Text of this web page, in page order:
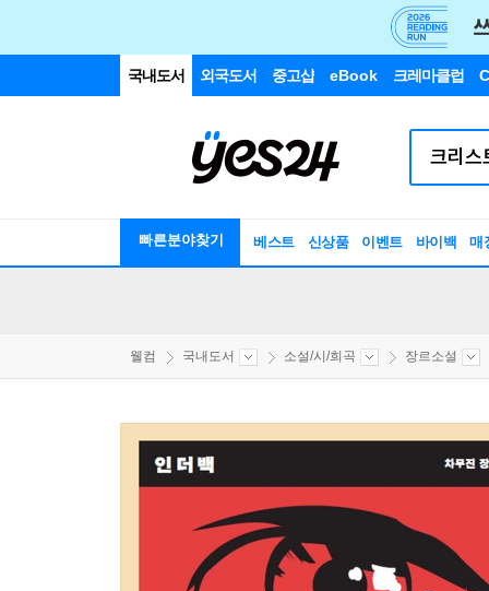
국내도서 외국도서 중고샵 eBook 크레마클럽
빠른분야찾기 베스트 신상품 이벤트 바이백 매
웰컴 국내도서 소설/시/희곡 장르소설